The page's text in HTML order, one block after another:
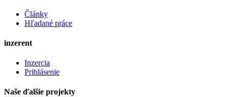
Články
Hľadané práce
inzerent
Inzercia
Prihlásenie
Naše ďalšie projekty